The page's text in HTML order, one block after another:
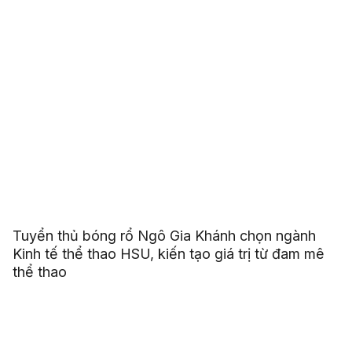
Tuyển thủ bóng rổ Ngô Gia Khánh chọn ngành
Kinh tế thể thao HSU, kiến tạo giá trị từ đam mê
thể thao